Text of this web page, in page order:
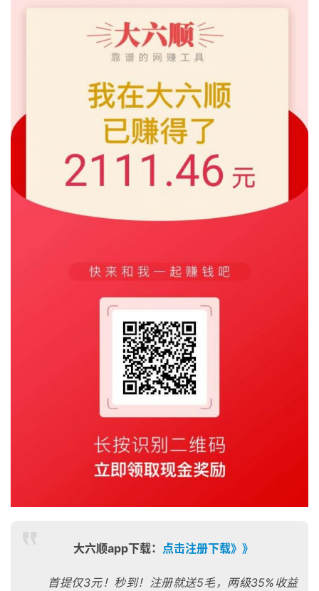
大六顺app下载： 点击注册下载》》
首提仅3元！秒到！注册就送5毛，两级35%收益